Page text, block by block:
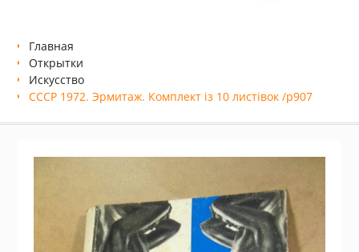
Главная
Открытки
Искусство
СССР 1972. Эрмитаж. Комплект із 10 листівок /р907